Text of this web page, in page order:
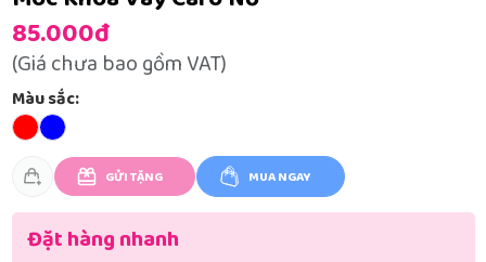
85.000đ
(Giá chưa bao gồm VAT)
Màu sắc:
GỬI TẶNG MUA NGAY
Đặt hàng nhanh